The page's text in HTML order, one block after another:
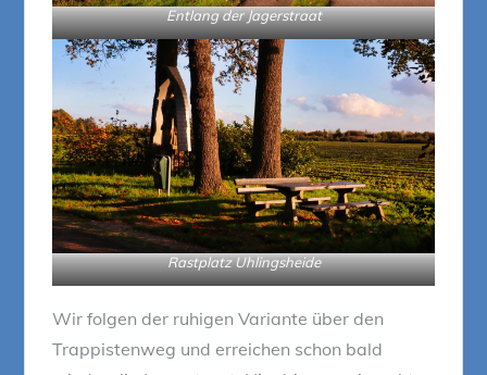
Entlang der Jagerstraat
Rastplatz Uhlingsheide
Wir folgen der ruhigen Variante über den
Trappistenweg und erreichen schon bald